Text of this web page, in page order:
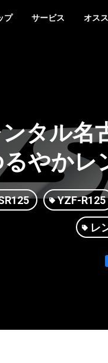
プ サービス オス
タル名
やかレ
YZF-R125
レ